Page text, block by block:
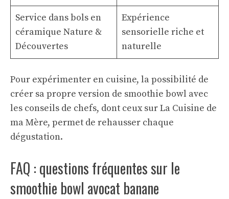
Service dans bols en
céramique Nature &
Découvertes
Expérience
sensorielle riche et
naturelle
Pour expérimenter en cuisine, la possibilité de
créer sa propre version de smoothie bowl avec
les conseils de chefs, dont ceux surLa Cuisine de
ma Mère, permet de rehausser chaque
dégustation.
FAQ : questions fréquentes sur le
smoothie bowl avocat banane